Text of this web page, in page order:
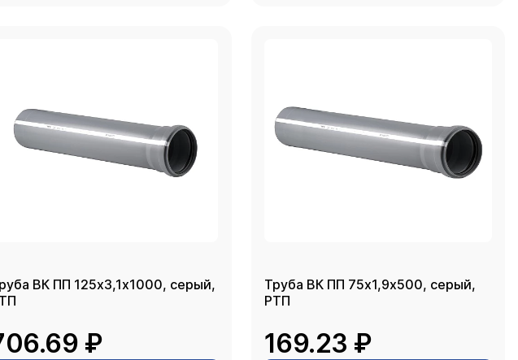
ВК ПП 125х3,1х1000, серый,
₽
Труба ВК ПП 75х1,9х500, серый,
РТП
169.23 ₽